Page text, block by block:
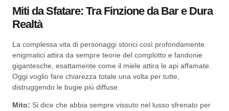
Miti da Sfatare: Tra Finzione da Bar e Dura
Realtà
La complessa vita di personaggi storici così profondamente
enigmatici attira da sempre teorie del complotto e fandonie
gigantesche, esattamente come il miele attira le api affamate.
Oggi voglio fare chiarezza totale una volta per tutte,
distruggendo le bugie più diffuse.
Mito: Si dice che abbia sempre vissuto nel lusso sfrenato per